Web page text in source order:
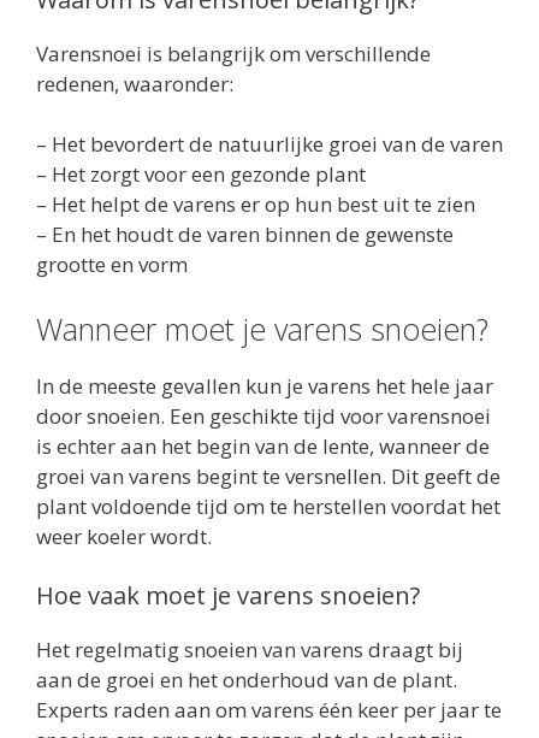
Varensnoei is belangrijk om verschillende
redenen, waaronder:
– Het bevordert de natuurlijke groei van de varen
– Het zorgt voor een gezonde plant
– Het helpt de varens er op hun best uit te zien
– En het houdt de varen binnen de gewenste
grootte en vorm
Wanneer moet je varens snoeien?
In de meeste gevallen kun je varens het hele jaar
door snoeien. Een geschikte tijd voor varensnoei
is echter aan het begin van de lente, wanneer de
groei van varens begint te versnellen. Dit geeft de
plant voldoende tijd om te herstellen voordat het
weer koeler wordt.
Hoe vaak moet je varens snoeien?
Het regelmatig snoeien van varens draagt bij
aan de groei en het onderhoud van de plant.
Experts raden aan om varens één keer per jaar te